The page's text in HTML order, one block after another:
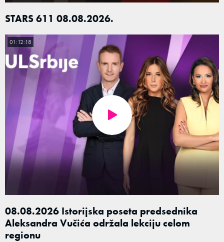
STARS 611 08.08.2026.
08.08.2026 Istorijska poseta predsednika
Aleksandra Vučića održala lekciju celom
regionu
01:12:18